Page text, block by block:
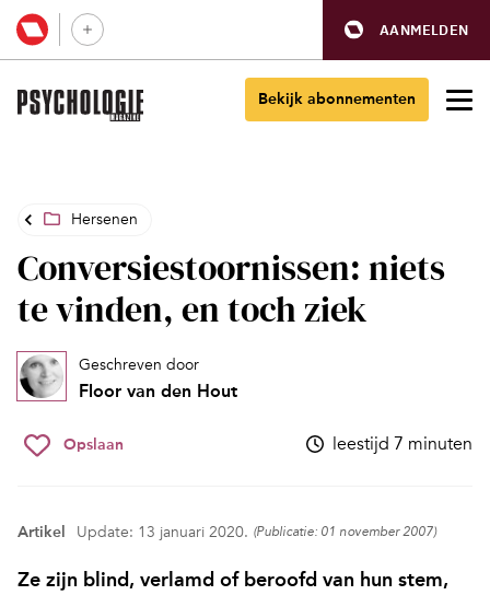
AANMELDEN
Bekijk abonnementen
Hersenen
Conversiestoornissen: niets
te vinden, en toch ziek
Geschreven door
Floor van den Hout
Opslaan leestijd 7 minuten
Artikel Update: 13 januari 2020. (Publicatie: 01 november 2007)
Ze zijn blind, verlamd of beroofd van hun stem,